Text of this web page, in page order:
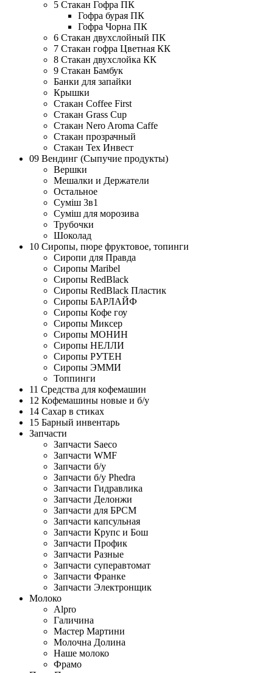
5 Стакан Гофра ПК
Гофра бурая ПК
Гофра Чорна ПК
6 Стакан двухслойный ПК
7 Стакан гофра Цветная КК
8 Стакан двухслойка КК
9 Стакан Бамбук
Банки для запайки
Крышки
Стакан Coffee First
Стакан Grass Cup
Стакан Nero Aroma Caffe
Стакан прозрачный
Стакан Тех Инвест
09 Вендинг (Сыпучие продукты)
Вершки
Мешалки и Держатели
Остальное
Суміш 3в1
Суміш для морозива
Трубочки
Шоколад
10 Сиропы, пюре фруктовое, топинги
Сиропи для Правда
Сиропы Maribel
Сиропы RedBlack
Сиропы RedBlack Пластик
Сиропы БАРЛАЙФ
Сиропы Кофе гоу
Сиропы Миксер
Сиропы МОНИН
Сиропы НЕЛЛИ
Сиропы РУТЕН
Сиропы ЭММИ
Топпинги
11 Средства для кофемашин
12 Кофемашины новые и б/у
14 Сахар в стиках
15 Барный инвентарь
Запчасти
Запчасти Saeco
Запчасти WMF
Запчасти б/у
Запчасти б/у Phedra
Запчасти Гидравлика
Запчасти Делонжи
Запчасти для БРСМ
Запчасти капсульная
Запчасти Крупс и Бош
Запчасти Профик
Запчасти Разные
Запчасти суперавтомат
Запчасти Франке
Запчасти Электронщик
Молоко
Alpro
Галичина
Мастер Мартини
Молочна Долина
Наше молоко
Фрамо